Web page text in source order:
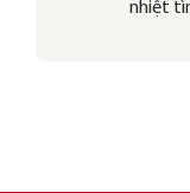
nhiệt